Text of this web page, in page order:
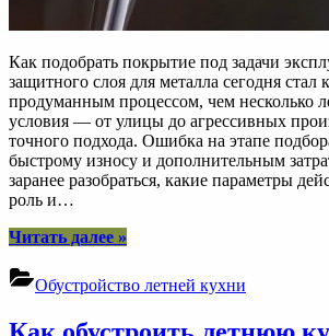
Как подобрать покрытие под задачи
защитного слоя для металла сегодня стал
продуманным процессом, чем несколько
условия — от улицы до агрессивных
точного подхода. Ошибка на этапе
быстрому износу и дополнительным
заранее разобраться, какие параметры
роль и…
Читать далее“Порошковая
выбрать
»
Обустройство летней кухни